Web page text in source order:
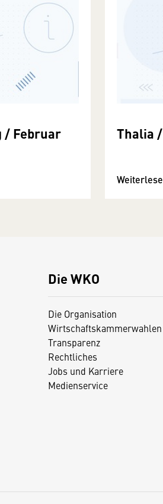
/ Februar
Thalia
Die WKO
Die Organisation
Wirtschaftskammerwahlen
Transparenz
Rechtliches
Jobs und Karriere
Medienservice